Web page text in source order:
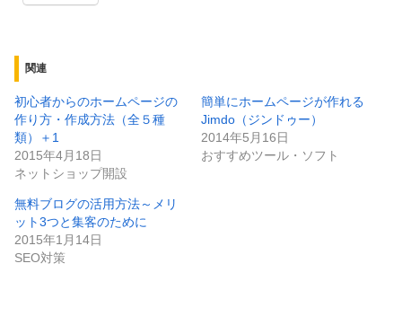
関連
初心者からのホームページの
作り方・作成方法（全５種
類）＋1
2015年4月18日
ネットショップ開設
簡単にホームページが作れる
Jimdo（ジンドゥー）
2014年5月16日
おすすめツール・ソフト
無料ブログの活用方法～メリ
ット3つと集客のために
2015年1月14日
SEO対策